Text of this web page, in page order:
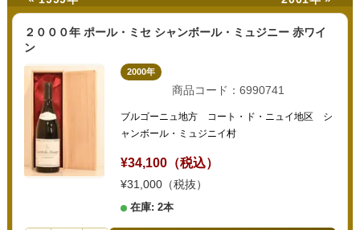
２０００年 ポール・ミセ シャンボール・ミュジニー 赤ワイ
ン
2000年
商品コード：6990741
ブルゴーニュ地方 コート・ド・ニュイ地区 シ
ャンボール・ミュジニイ村
¥34,100（税込）
¥31,000（税抜）
在庫: 2本